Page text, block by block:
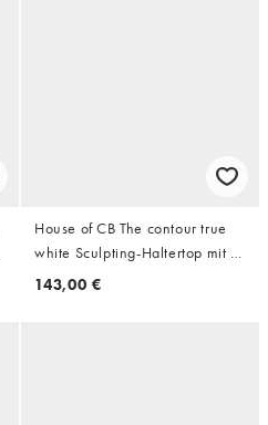
House of CB The contour true
white Sculpting-Haltertop mit V-
Ausschnitt und Bandagebund in
143,00 €